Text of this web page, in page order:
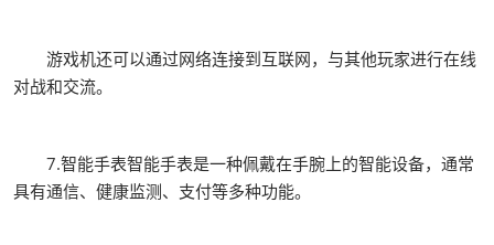
游戏机还可以通过网络连接到互联网，与其他玩家进行在线
对战和交流。
7.智能手表智能手表是一种佩戴在手腕上的智能设备，通常
具有通信、健康监测、支付等多种功能。